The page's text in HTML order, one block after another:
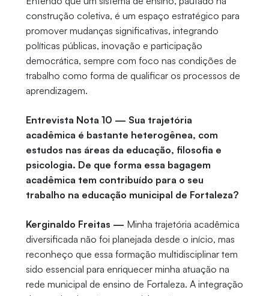
construção coletiva, é um espaço estratégico para
promover mudanças significativas, integrando
políticas públicas, inovação e participação
democrática, sempre com foco nas condições de
trabalho como forma de qualificar os processos de
aprendizagem.
Entrevista Nota 10 — Sua trajetória
acadêmica é bastante heterogênea, com
estudos nas áreas da educação, filosofia e
psicologia. De que forma essa bagagem
acadêmica tem contribuído para o seu
trabalho na educação municipal de Fortaleza?
Kerginaldo Freitas — Minha trajetória acadêmica
diversificada não foi planejada desde o início, mas
reconheço que essa formação multidisciplinar tem
sido essencial para enriquecer minha atuação na
rede municipal de ensino de Fortaleza. A integração